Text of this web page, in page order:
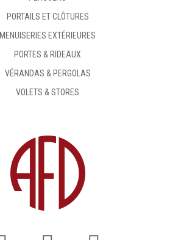
PORTAILS ET CLÔTURES
MENUISERIES EXTÉRIEURES
PORTES & RIDEAUX
VÉRANDAS & PERGOLAS
VOLETS & STORES